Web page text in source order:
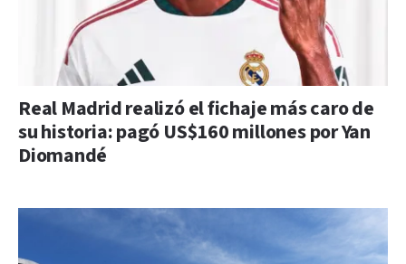
Real Madrid realizó el fichaje más caro de
su historia: pagó US$160 millones por Yan
Diomandé